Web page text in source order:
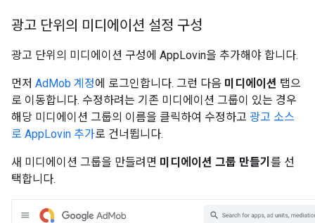
광고 단위의 미디에이션 설정 구성
광고 단위의 미디에이션 구성에 AppLovin을 추가해야 합니다.
먼저 AdMob 계정에 로그인합니다. 그런 다음 미디에이션 탭으
로 이동합니다. 수정하려는 기존 미디에이션 그룹이 있는 경우
해당 미디에이션 그룹의 이름을 클릭하여 수정하고 광고 소스
로 AppLovin 추가로 건너뜁니다.
새 미디에이션 그룹을 만들려면 미디에이션 그룹 만들기 를 선
택합니다.